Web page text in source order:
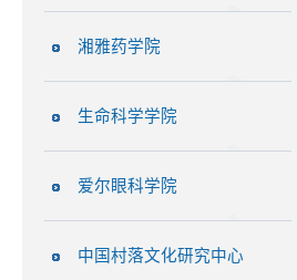
湘雅药学院
生命科学学院
爱尔眼科学院
中国村落文化研究中心